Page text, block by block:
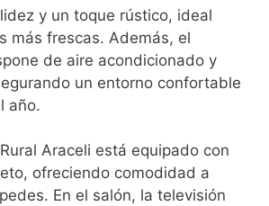
y un toque rústico, ideal
más frescas. Además, el
de aire acondicionado y
un entorno confortable
año.
Araceli está equipado con
ofreciendo comodidad a
En el salón, la televisión